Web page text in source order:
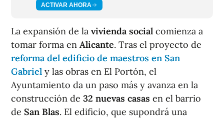
ACTIVAR AHORA
La expansión de la vivienda social comienza a
tomar forma en Alicante. Tras el proyecto de
reforma del edificio de maestros en San
Gabriel y las obras en El Portón, el
Ayuntamiento da un paso más y avanza en la
construcción de 32 nuevas casas en el barrio
de San Blas. El edificio, que supondrá una